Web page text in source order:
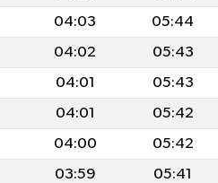
04:03 05:44
04:02 05:43
04:01 05:43
04:01 05:42
04:00 05:42
03:59 05:41